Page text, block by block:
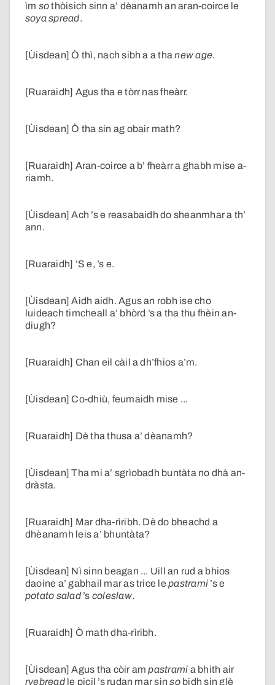
ìm sothòisich sinn a’ dèanamh an aran-coirce le
soya spread.
[Ùisdean] Ò thì, nach sibh a a thanew age.
[Ruaraidh] Agus tha e tòrr nas fheàrr.
[Ùisdean] Ò tha sin ag obair math?
[Ruaraidh] Aran-coirce a b’ fheàrr a ghabh mise a-
riamh.
[Ùisdean] Ach ’s e reasabaidh do sheanmhar a th’
ann.
[Ruaraidh] ’S e, ’s e.
[Ùisdean] Aidh aidh. Agus an robh ise cho
luideach timcheall a’ bhòrd ’s a tha thu fhèin an-
diugh?
[Ruaraidh] Chan eil càil a dh’fhios a’m.
[Ùisdean] Co-dhiù, feumaidh mise ...
[Ruaraidh] Dè tha thusa a’ dèanamh?
[Ùisdean] Tha mi a’ sgrìobadh buntàta no dhà an-
dràsta.
[Ruaraidh] Mar dha-rìribh. Dè do bheachd a
dhèanamh leis a’ bhuntàta?
[Ùisdean] Nì sinn beagan ... Uill an rud a bhios
daoine a’ gabhail mar as trice lepastrami ’s e
potato salad’s coleslaw.
[Ruaraidh] Ò math dha-rìribh.
[Ùisdean] Agus tha còir ampastrami a bhith air
ryebreadle picil ’s rudan mar sinsobidh sin glè